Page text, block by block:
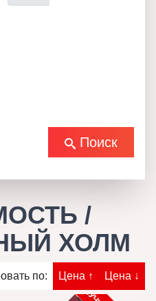
Поиск
/
ХОЛМ
по: Цена ↑ Цена ↓